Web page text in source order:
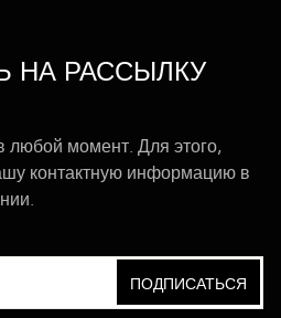
НА РАССЫЛКУ
любой момент. Для этого,
контактную информацию в